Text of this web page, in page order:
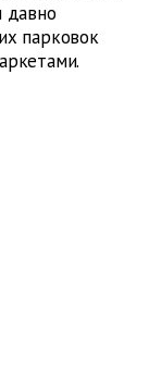
давно
парковок